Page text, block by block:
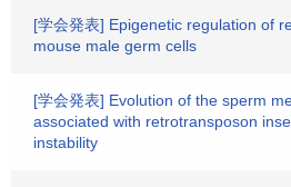
[学会発表] Epigenetic regulation of
mouse male germ cells
[学会発表] Evolution of the sperm
associated with retrotransposon
instability